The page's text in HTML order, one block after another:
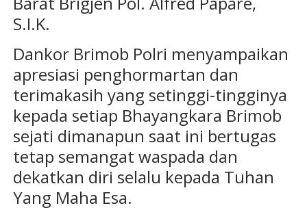
S.I.K.
Dankor Brimob Polri menyampaikan
apresiasi penghormartan dan
terimakasih yang setinggi-tingginya
kepada setiap Bhayangkara Brimob
sejati dimanapun saat ini bertugas
tetap semangat waspada dan
dekatkan diri selalu kepada Tuhan
Yang Maha Esa.